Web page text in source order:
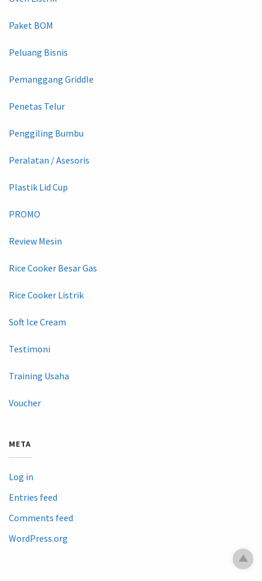
Paket BOM
Peluang Bisnis
Pemanggang Griddle
Penetas Telur
Penggiling Bumbu
Peralatan / Asesoris
Plastik Lid Cup
PROMO
Review Mesin
Rice Cooker Besar Gas
Rice Cooker Listrik
Soft Ice Cream
Testimoni
Training Usaha
Voucher
META
Log in
Entries feed
Comments feed
WordPress.org